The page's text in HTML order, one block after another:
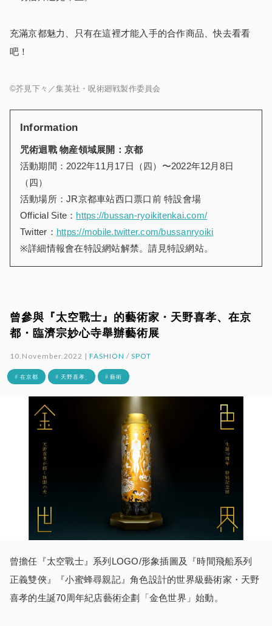
充滿京都魅力、只有在這裡才能入手的合作商品、快去看看
吧！
©芥見下々／集英社・呪術廻戦製作委員会
Information
咒術迴戰 物産領域展開：京都
活動期間：2022年11月17日（四）〜2022年12月8日
（四）
活動場所：JR京都車站西口票口前 特設會場
Official Site： https://bussan-ryoikitenkai.com/
Twitter： https://mobile.twitter.com/bussanryoiki
※詳細情報會在特設網站解禁。請見特設網站。
曾參與『太空戰士』的藝術家・天野喜孝、在京
都・臨濟宗妙心寺舉辦藝術展
10.November.2022 |FASHION / SPOT
# 在京都 # 天野喜孝_ # 藝術
曾擔任『太空戰士』系列LOGO/形象插圖及『時間飛船系列
正義雙俠』『小蜜蜂尋親記』角色設計的世界級藝術家・天野
喜孝的生誕70周年紀店藝術企劃「金色世界」始動。